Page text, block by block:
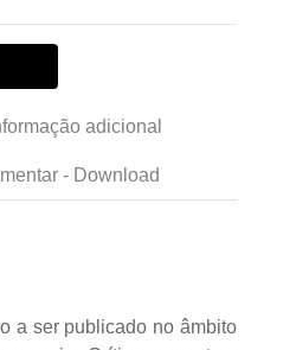
adicional
- Download
a ser publicado no âmbito